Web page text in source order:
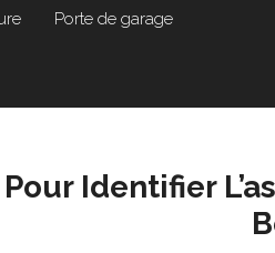
Porte de garage
Identifier